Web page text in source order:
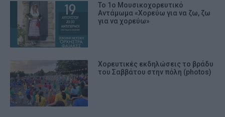
Το 1ο Μουσικοχορευτικό
Αντάμωμα «Χορεύω για να ζω, ζω
για να χορεύω»
Χορευτικές εκδηλώσεις το βράδυ
του Σαββάτου στην πόλη (photos)